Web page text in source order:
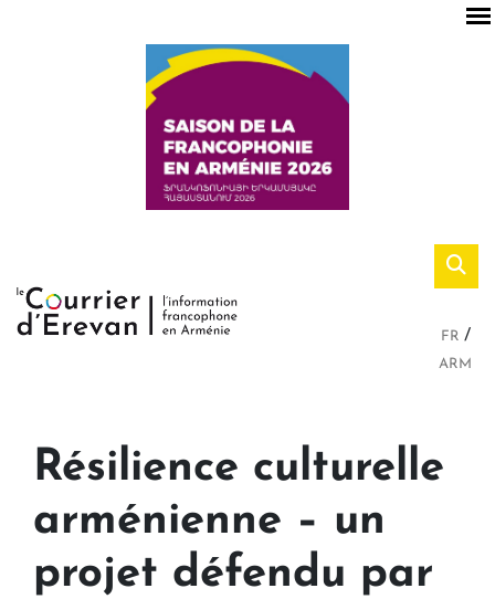
FR
ARM
Résilience culturelle
arménienne – un
projet défendu par